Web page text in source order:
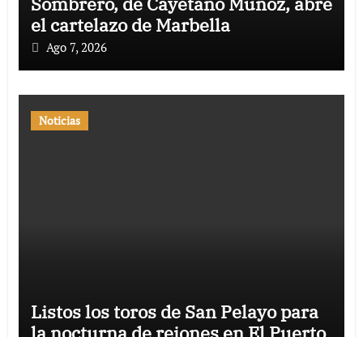
el cartelazo de Marbella
Ago 7, 2026
Noticias
Listos los toros de San Pelayo para